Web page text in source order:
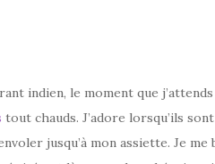
indien, le moment que
tout chauds. J’adore lorsqu’ils
jusqu’à mon assiette. Je